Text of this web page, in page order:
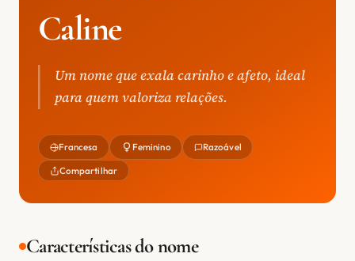
Caline
Um nome que exala carinho e afeto, ideal
para quem valoriza relações.
Francesa Feminino Razoável
Compartilhar
Características do nome